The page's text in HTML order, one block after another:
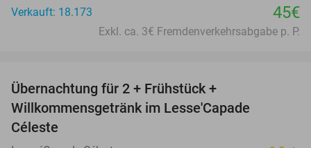
Verkauft: 18.173
45€
Exkl. ca. 3€ Fremdenverkehrsabgabe p. P.
Übernachtung für 2 + Frühstück +
Willkommensgetränk im Lesse'Capade
Céleste